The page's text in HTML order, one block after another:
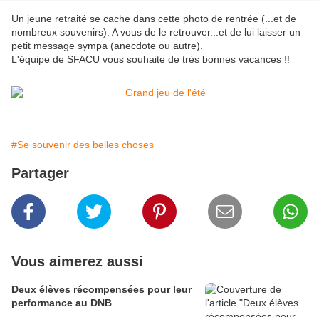
Un jeune retraité se cache dans cette photo de rentrée (...et de
nombreux souvenirs). A vous de le retrouver...et de lui laisser un
petit message sympa (anecdote ou autre).
L'équipe de SFACU vous souhaite de très bonnes vacances !!
#Se souvenir des belles choses
Partager
Vous aimerez aussi
Deux élèves récompensées pour leur
performance au DNB